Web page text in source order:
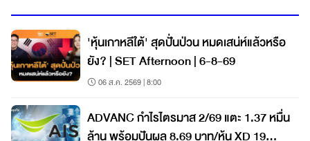
'หุ้นเกาหลีใต้' สุดปั่นป่วน หมดเสน่ห์แล้วหรือ
ยัง? | SET Afternoon | 6-8-69
06 ส.ค. 2569 | 8:00
ADVANC กำไรไตรมาส 2/69 แตะ 1.37 หมื่น
ล้าน พร้อมปันผล 8.69 บาท/หุ้น XD 19